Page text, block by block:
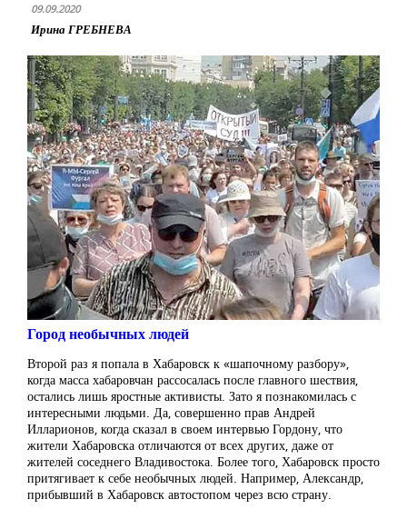
09.09.2020
Ирина ГРЕБНЕВА
Город необычных людей
Второй раз я попала в Хабаровск к «шапочному разбору»,
когда масса хабаровчан рассосалась после главного шествия,
остались лишь яростные активисты. Зато я познакомилась с
интересными людьми. Да, совершенно прав Андрей
Илларионов, когда сказал в своем интервью Гордону, что
жители Хабаровска отличаются от всех других, даже от
жителей соседнего Владивостока. Более того, Хабаровск просто
притягивает к себе необычных людей. Например, Александр,
прибывший в Хабаровск автостопом через всю страну.